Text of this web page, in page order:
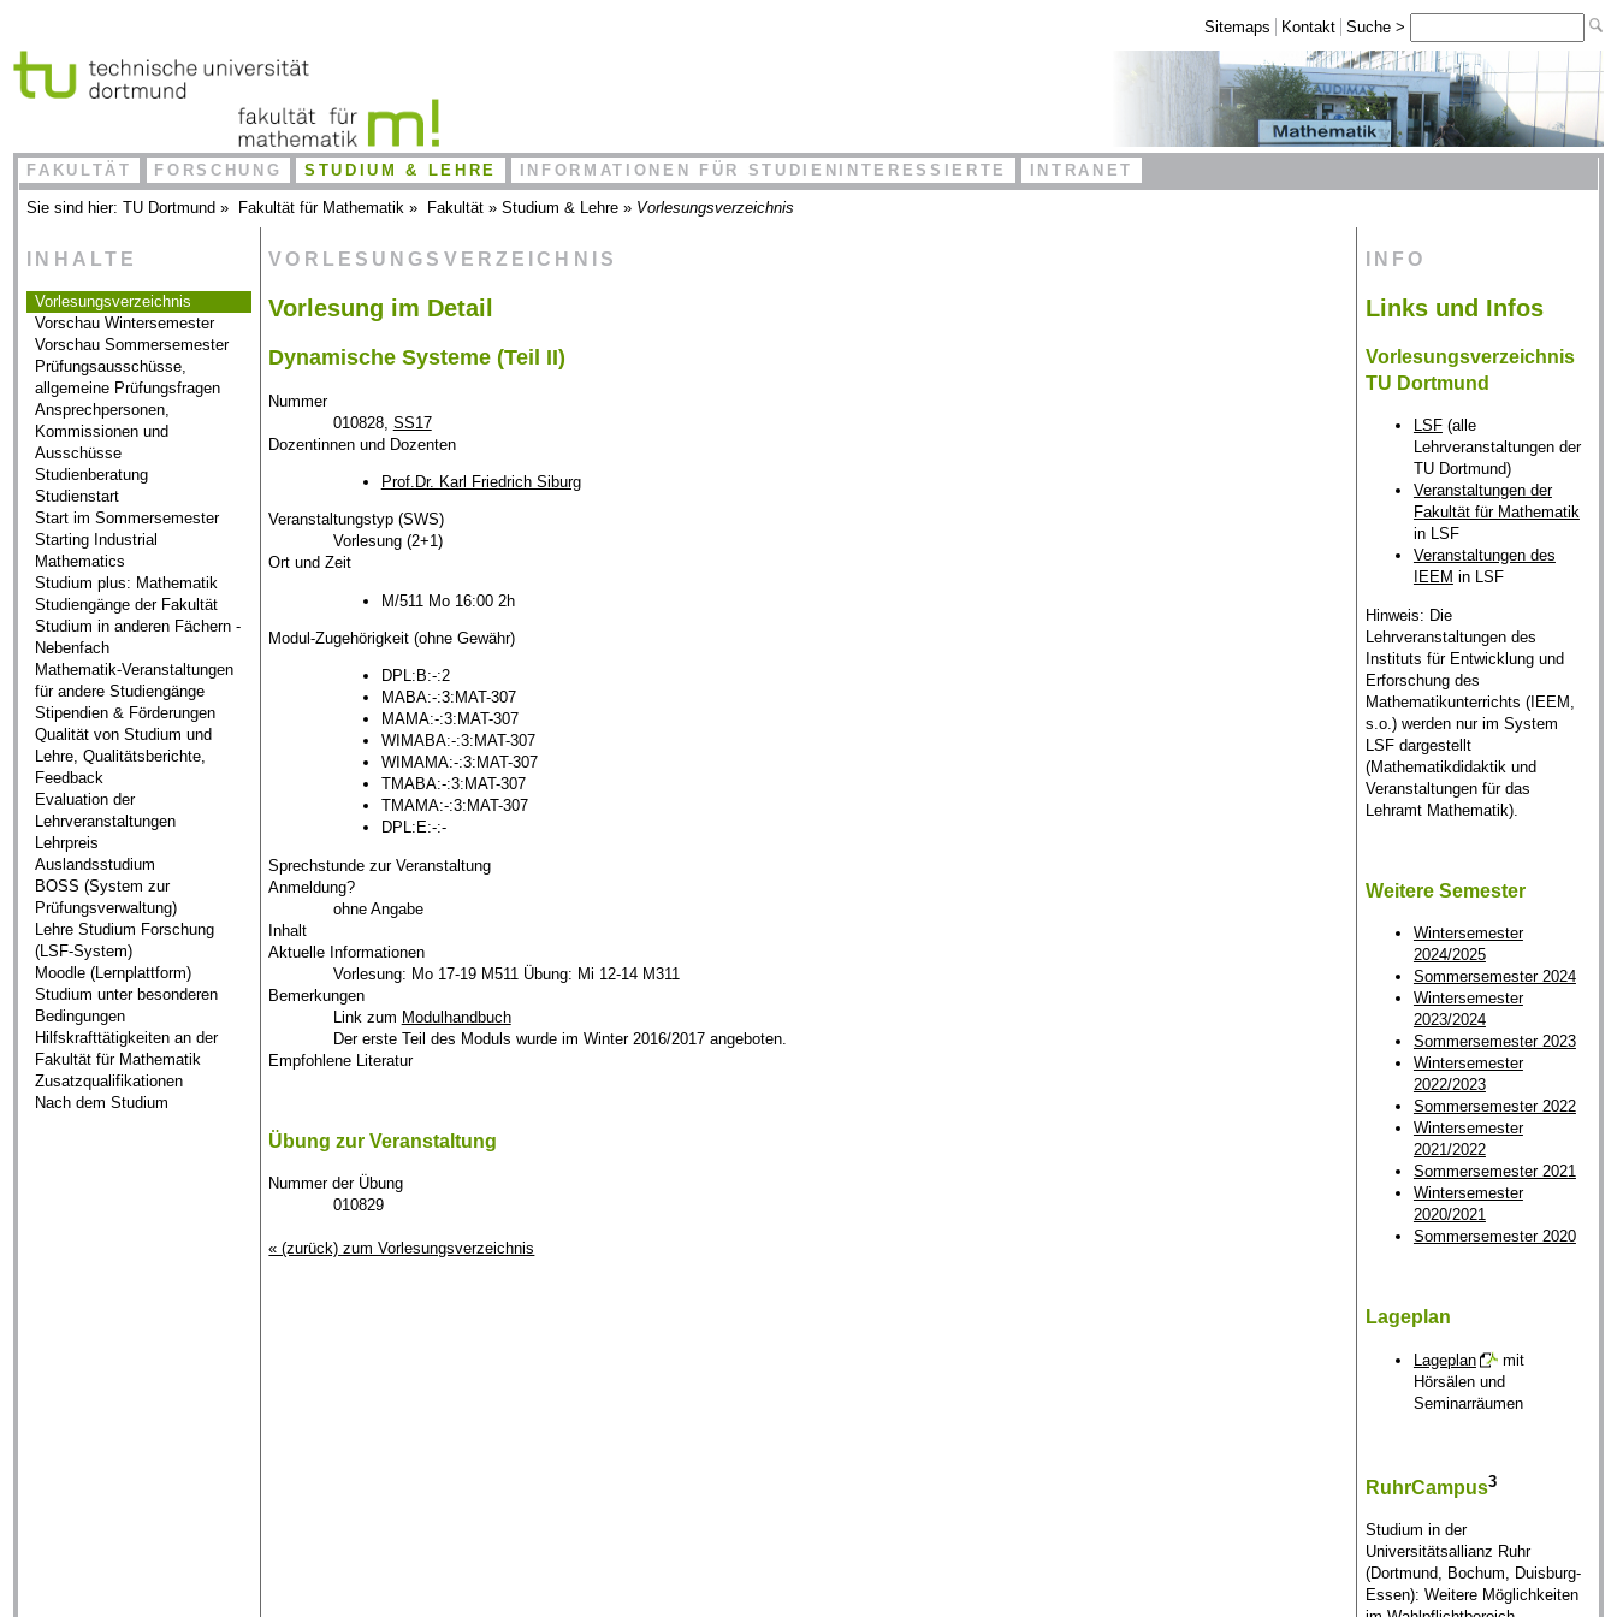
Sitemaps Kontakt Suche >
FAKULTÄT FORSCHUNG STUDIUM & LEHRE INFORMATIONEN FÜR STUDIENINTERESSIERTE INTRANET
Sie sind hier:TU Dortmund » Fakultät für Mathematik » Fakultät »Studium & Lehre » Vorlesungsverzeichnis
INHALTE
Vorlesungsverzeichnis
Vorschau Wintersemester
Vorschau Sommersemester
Prüfungsausschüsse,
allgemeine Prüfungsfragen
Ansprechpersonen,
Kommissionen und
Ausschüsse
Studienberatung
Studienstart
Start im Sommersemester
Starting Industrial
Mathematics
Studium plus: Mathematik
Studiengänge der Fakultät
Studium in anderen Fächern -
Nebenfach
Mathematik-Veranstaltungen
für andere Studiengänge
Stipendien & Förderungen
Qualität von Studium und
Lehre, Qualitätsberichte,
Feedback
Evaluation der
Lehrveranstaltungen
Lehrpreis
Auslandsstudium
BOSS (System zur
Prüfungsverwaltung)
Lehre Studium Forschung
(LSF-System)
Moodle (Lernplattform)
Studium unter besonderen
Bedingungen
Hilfskrafttätigkeiten an der
Fakultät für Mathematik
Zusatzqualifikationen
Nach dem Studium
VORLESUNGSVERZEICHNIS
Vorlesung im Detail
Dynamische Systeme (Teil II)
Nummer
010828, SS17
Dozentinnen und Dozenten
Prof.Dr. Karl Friedrich Siburg
Veranstaltungstyp (SWS)
Vorlesung (2+1)
Ort und Zeit
M/511 Mo 16:00 2h
Modul-Zugehörigkeit (ohne Gewähr)
DPL:B:-:2
MABA:-:3:MAT-307
MAMA:-:3:MAT-307
WIMABA:-:3:MAT-307
WIMAMA:-:3:MAT-307
TMABA:-:3:MAT-307
TMAMA:-:3:MAT-307
DPL:E:-:-
Sprechstunde zur Veranstaltung
Anmeldung?
ohne Angabe
Inhalt
Aktuelle Informationen
Vorlesung: Mo 17-19 M511 Übung: Mi 12-14 M311
Bemerkungen
Link zum Modulhandbuch
Der erste Teil des Moduls wurde im Winter 2016/2017 angeboten.
Empfohlene Literatur
Übung zur Veranstaltung
Nummer der Übung
010829
« (zurück) zum Vorlesungsverzeichnis
INFO
Links und Infos
Vorlesungsverzeichnis
TU Dortmund
LSF(alle
Lehrveranstaltungen der
TU Dortmund)
Veranstaltungen der
Fakultät für Mathematik
in LSF
Veranstaltungen des
IEEM in LSF
Hinweis: Die
Lehrveranstaltungen des
Instituts für Entwicklung und
Erforschung des
Mathematikunterrichts (IEEM,
s.o.) werden nur im System
LSF dargestellt
(Mathematikdidaktik und
Veranstaltungen für das
Lehramt Mathematik).
Weitere Semester
Wintersemester
2024/2025
Sommersemester 2024
Wintersemester
2023/2024
Sommersemester 2023
Wintersemester
2022/2023
Sommersemester 2022
Wintersemester
2021/2022
Sommersemester 2021
Wintersemester
2020/2021
Sommersemester 2020
Lageplan
Lageplan
mit
Hörsälen und
Seminarräumen
RuhrCampus3
Studium in der
Universitätsallianz Ruhr
(Dortmund, Bochum, Duisburg-
Essen): Weitere Möglichkeiten